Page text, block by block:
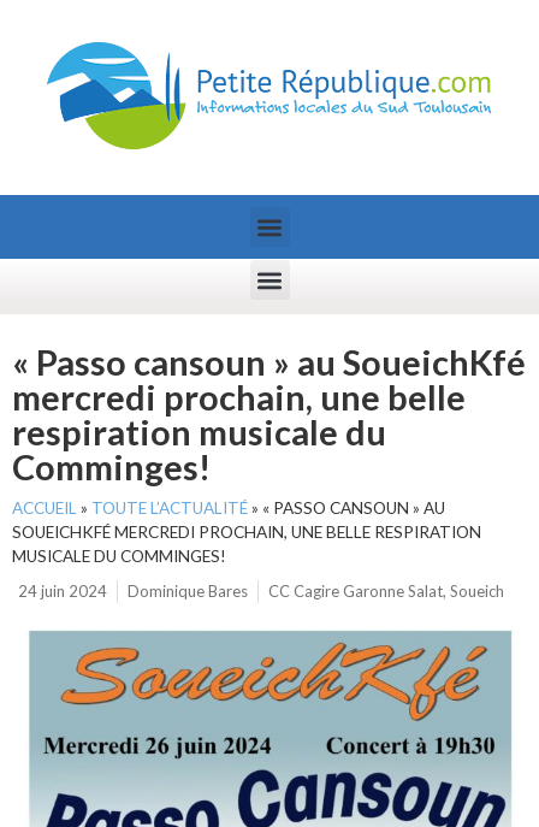
« Passo cansoun » au SoueichKfé
mercredi prochain, une belle
respiration musicale du
Comminges!
ACCUEIL » TOUTE L’ACTUALITÉ» « PASSO CANSOUN » AU
SOUEICHKFÉ MERCREDI PROCHAIN, UNE BELLE RESPIRATION
MUSICALE DU COMMINGES!
24 juin 2024
Dominique Bares CC Cagire Garonne Salat, Soueich